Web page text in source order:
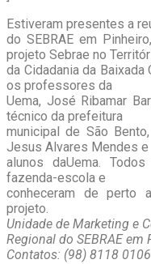
Estiveram presentes a
do SEBRAE em
projeto Sebrae no
da Cidadania da Baixada
os professores da
Uema, José Ribamar
técnico da prefeitura
municipal de São
Jesus Alvares Mendes e
alunos daUema.
fazenda-escola e
conheceram de perto
projeto.
Unidade de Marketing e
Regional do SEBRAE em
Contatos: (98) 8118 0106